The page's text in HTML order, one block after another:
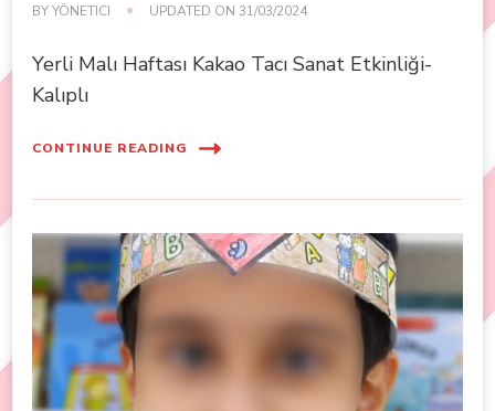
BYYÖNETICI UPDATED ON 31/03/2024
Yerli Malı Haftası Kakao Tacı Sanat Etkinliği-
Kalıplı
CONTINUE READING